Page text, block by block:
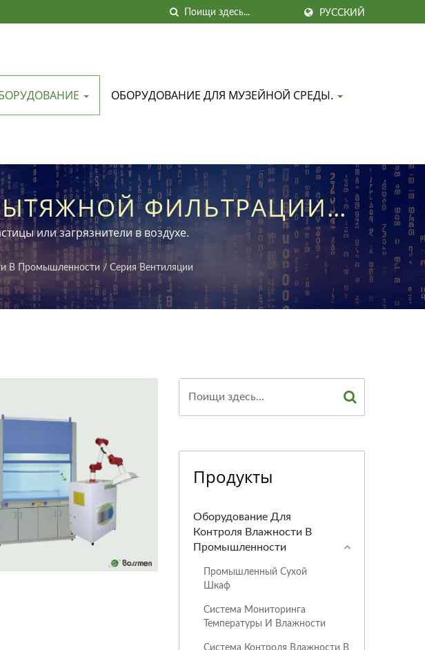
РУССКИЙ
ОБОРУДОВАНИЕ ДЛЯ МУЗЕЙНОЙ СРЕДЫ.
ФИЛЬТРАЦИИ
РАСПРОСТРАНЕНИЕ
или загрязнители в воздухе.
В Промышленности / Серия Вентиляции
Продукты
Оборудование Для
Контроля Влажности В
Промышленности
Промышленный Сухой
Шкаф
Система Мониторинга
Температуры И Влажности
Система Контроля Влажности В